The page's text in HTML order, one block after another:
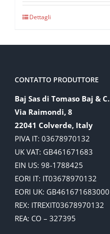
Dettagli
CONTATTO PRODUTTORE
Baj Sas di Tomaso Baj & C.
Via Raimondi, 8
22041 Colverde, Italy
PIVA IT: 03678970132
UK VAT: GB461671683
EIN US: 98-1788425
EORI IT: IT03678970132
EORI UK: GB461671683000
REX: ITREXIT03678970132
REA: CO – 327395